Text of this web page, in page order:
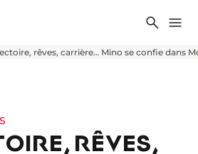
rêves, carrière… Mino se confie dans
RÊVES,